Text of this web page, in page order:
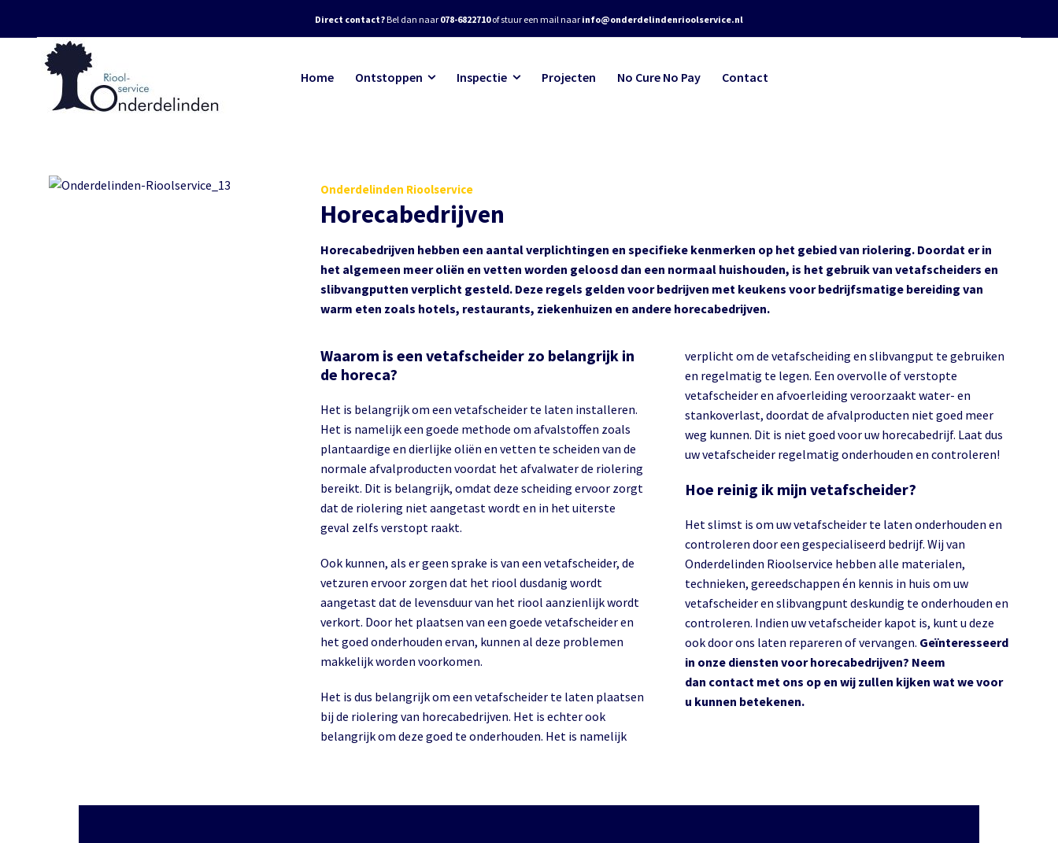
Direct contact?Bel dan naar 078-6822710of stuur een mail naar info@onderdelindenrioolservice.nl
Home Ontstoppen Inspectie Projecten No Cure No Pay Contact
Onderdelinden Rioolservice
Horecabedrijven
Horecabedrijven hebben een aantal verplichtingen en specifieke kenmerken op het gebied van riolering. Doordat er in
het algemeen meer oliën en vetten worden geloosd dan een normaal huishouden, is het gebruik van vetafscheiders en
slibvangputten verplicht gesteld. Deze regels gelden voor bedrijven met keukens voor bedrijfsmatige bereiding van
warm eten zoals hotels, restaurants, ziekenhuizen en andere horecabedrijven.
Waarom is een vetafscheider zo belangrijk in
de horeca?
Het is belangrijk om een vetafscheider te laten installeren.
Het is namelijk een goede methode om afvalstoffen zoals
plantaardige en dierlijke oliën en vetten te scheiden van de
normale afvalproducten voordat het afvalwater de riolering
bereikt. Dit is belangrijk, omdat deze scheiding ervoor zorgt
dat de riolering niet aangetast wordt en in het uiterste
geval zelfs verstopt raakt.
Ook kunnen, als er geen sprake is van een vetafscheider, de
vetzuren ervoor zorgen dat het riool dusdanig wordt
aangetast dat de levensduur van het riool aanzienlijk wordt
verkort. Door het plaatsen van een goede vetafscheider en
het goed onderhouden ervan, kunnen al deze problemen
makkelijk worden voorkomen.
Het is dus belangrijk om een vetafscheider te laten plaatsen
bij de riolering van horecabedrijven. Het is echter ook
belangrijk om deze goed te onderhouden. Het is namelijk
verplicht om de vetafscheiding en slibvangput te gebruiken
en regelmatig te legen. Een overvolle of verstopte
vetafscheider en afvoerleiding veroorzaakt water- en
stankoverlast, doordat de afvalproducten niet goed meer
weg kunnen. Dit is niet goed voor uw horecabedrijf. Laat dus
uw vetafscheider regelmatig onderhouden en controleren!
Hoe reinig ik mijn vetafscheider?
Het slimst is om uw vetafscheider te laten onderhouden en
controleren door een gespecialiseerd bedrijf. Wij van
Onderdelinden Rioolservice hebben alle materialen,
technieken, gereedschappen én kennis in huis om uw
vetafscheider en slibvangpunt deskundig te onderhouden en
controleren. Indien uw vetafscheider kapot is, kunt u deze
ook door ons laten repareren of vervangen. Geïnteresseerd
in onze diensten voor horecabedrijven? Neem
dan contact met ons op en wij zullen kijken wat we voor
u kunnen betekenen.